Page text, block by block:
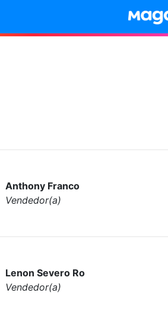
Anthony Franco
Vendedor(a)
Lenon Severo Ro
Vendedor(a)